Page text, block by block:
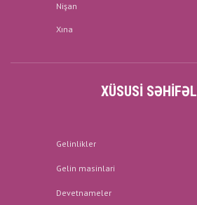
Nişan
Xına
XÜSUSI
Gelinlikler
Gelin masinlari
Devetnameler